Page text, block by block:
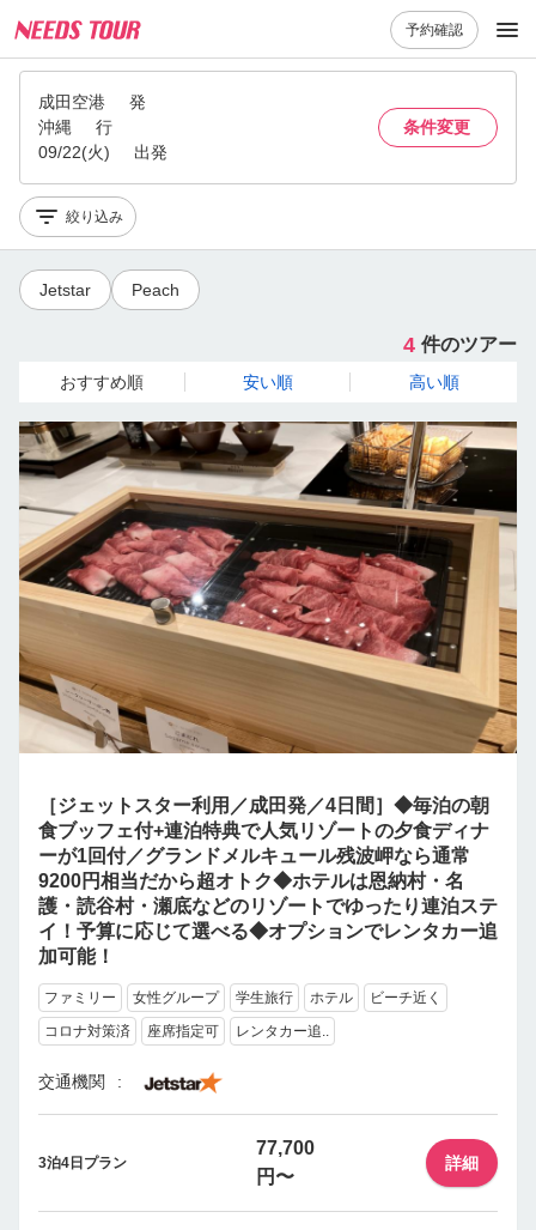
予約確認
成田空港
発
沖縄
行
09/22(火)
出発
条件変更
絞り込み
Jetstar Peach
4 件のツアー
おすすめ順 安い順 高い順
［ジェットスター利用／成田発／4日間］◆毎泊の朝
食ブッフェ付+連泊特典で人気リゾートの夕食ディナ
ーが1回付／グランドメルキュール残波岬なら通常
9200円相当だから超オトク◆ホテルは恩納村・名
護・読谷村・瀬底などのリゾートでゆったり連泊ステ
イ！予算に応じて選べる◆オプションでレンタカー追
加可能！
ファミリー 女性グループ 学生旅行 ホテル
ビーチ近く
コロナ対策済
座席指定可 レンタカー追..
交通機関
3泊4日プラン
77,700
円〜
詳細